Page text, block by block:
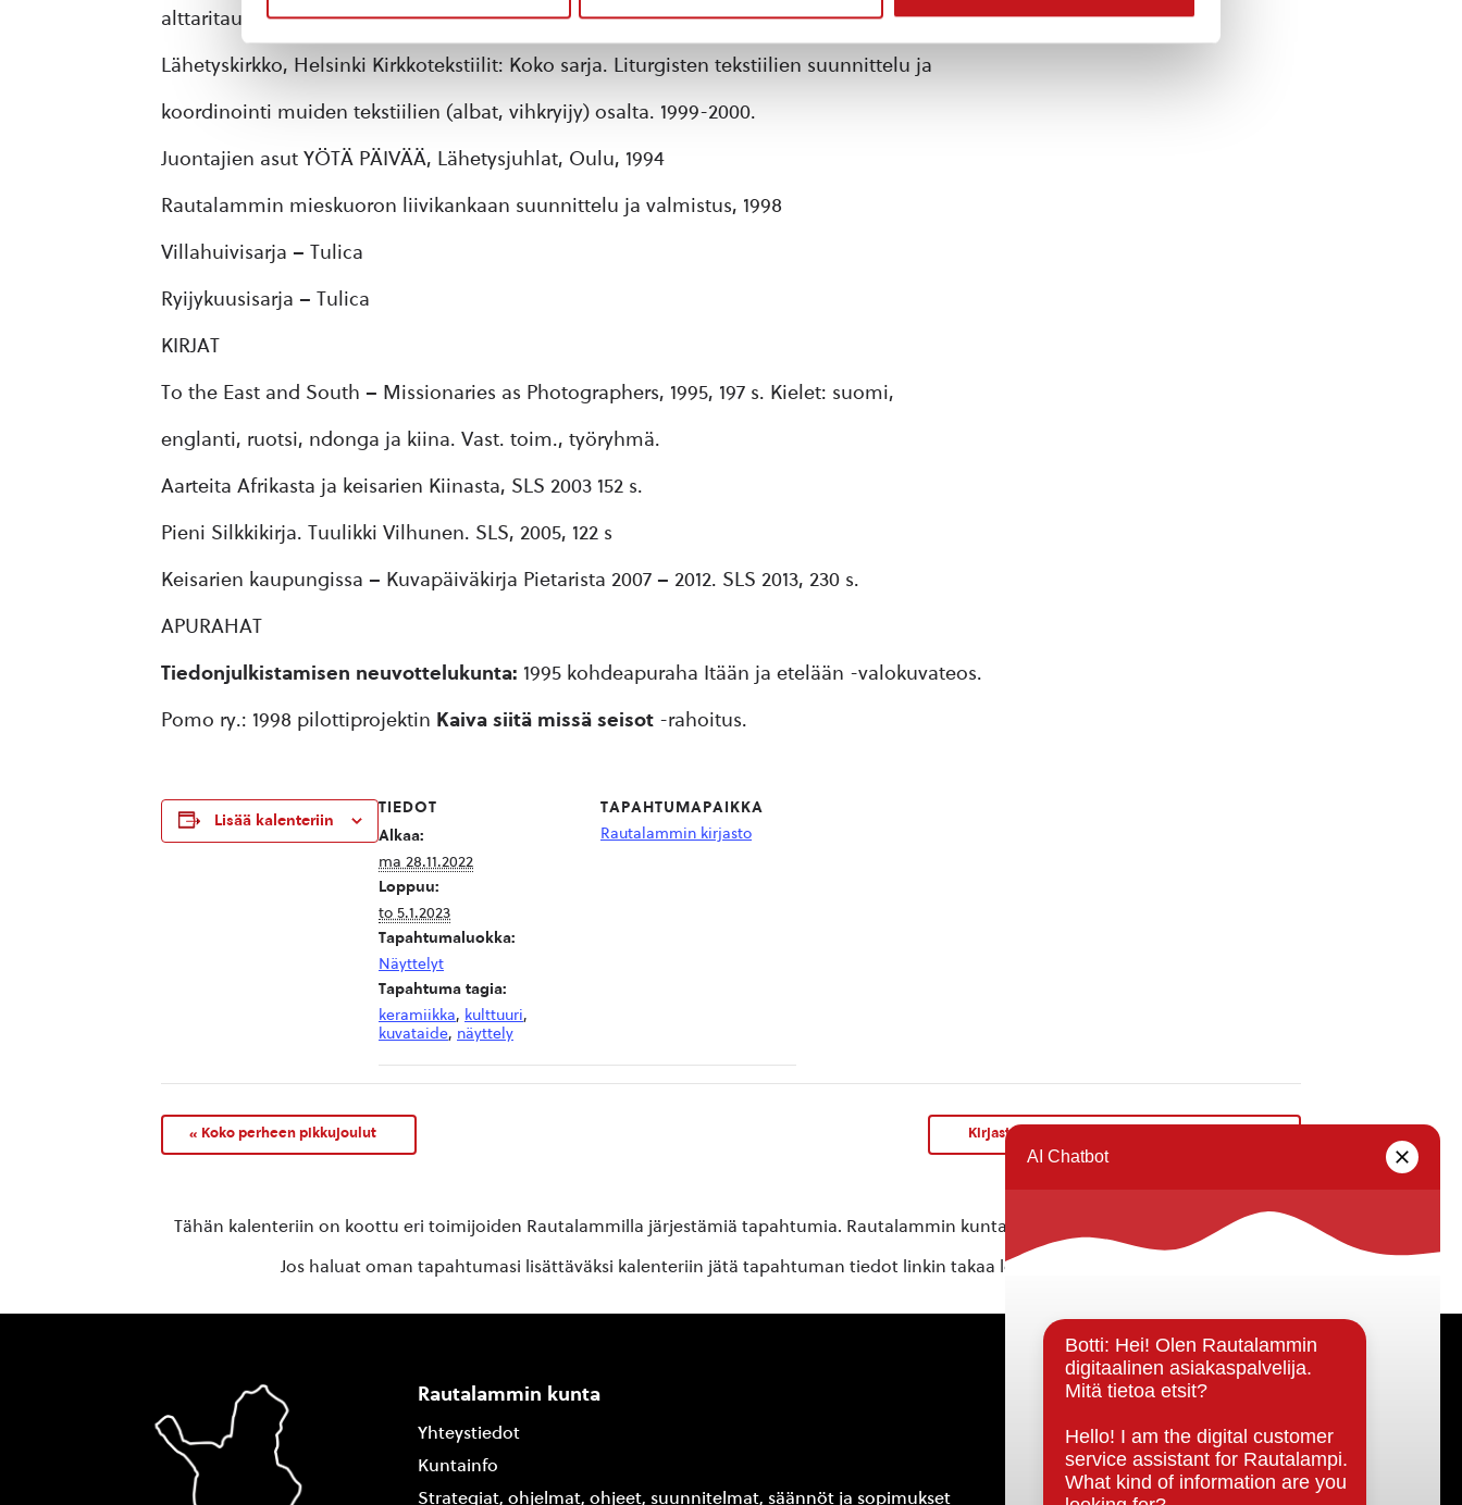
alttaritaulun paikalle, 3 stolaa): 1992
Lähetyskirkko, Helsinki Kirkkotekstiilit: Koko sarja. Liturgisten tekstiilien suunnittelu ja
koordinointi muiden tekstiilien (albat, vihkryijy) osalta. 1999-2000.
Juontajien asut YÖTÄ PÄIVÄÄ, Lähetysjuhlat, Oulu, 1994
Rautalammin mieskuoron liivikankaan suunnittelu ja valmistus, 1998
Villahuivisarja – Tulica
Ryijykuusisarja – Tulica
KIRJAT
To the East and South – Missionaries as Photographers, 1995, 197 s. Kielet: suomi,
englanti, ruotsi, ndonga ja kiina. Vast. toim., työryhmä.
Aarteita Afrikasta ja keisarien Kiinasta, SLS 2003 152 s.
Pieni Silkkikirja. Tuulikki Vilhunen. SLS, 2005, 122 s
Keisarien kaupungissa – Kuvapäiväkirja Pietarista 2007 – 2012. SLS 2013, 230 s.
APURAHAT
Tiedonjulkistamisen neuvottelukunta: 1995 kohdeapuraha Itään ja etelään -valokuvateos.
Pomo ry.: 1998 pilottiprojektin Kaiva siitä missä seisot -rahoitus.
Lisää kalenteriin
TIEDOT
Alkaa:
ma 28.11.2022
Loppuu:
to 5.1.2023
Tapahtumaluokka:
Näyttelyt
Tapahtuma tagia:
keramiikka, kulttuuri,
kuvataide, näyttely
TAPAHTUMAPAIKKA
Rautalammin kirjasto
« Koko perheen pikkujoulut Kirjastolla kirjailijavieraana Antti Heikkinen
Tähän kalenteriin on koottu eri toimijoiden Rautalammilla järjestämiä tapahtumia. Rautalammin kunta ei vastaa tietojen oikeellisuudesta.
Jos haluat oman tapahtumasi lisättäväksi kalenteriin jätä tapahtuman tiedot linkin takaa löytyvällä
Rautalammin kunta
Yhteystiedot
Kuntainfo
Strategiat, ohjelmat, ohjeet, suunnitelmat, säännöt ja sopimukset
Päätöksenteko ja lähidemokratia
Päätökset, esityslistat & pöytäkirjat
Hallinto
Kunnanhallitus